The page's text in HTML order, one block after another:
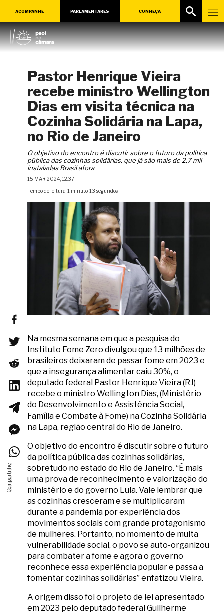
ACOMPANHE PARLAMENTARES CONHEÇA
Pastor Henrique Vieira
recebe ministro Wellington
Dias em visita técnica na
Cozinha Solidária na Lapa,
no Rio de Janeiro
O objetivo do encontro é discutir sobre o futuro da política
pública das cozinhas solidárias, que já são mais de 2,7 mil
instaladas Brasil afora
15 MAR 2024, 12:37
Tempo de leitura: 1 minuto, 13 segundos
Na mesma semana em que a pesquisa do
Instituto Fome Zero divulgou que 13 milhões de
brasileiros deixaram de passar fome em 2023 e
que a insegurança alimentar caiu 30%, o
deputado federal Pastor Henrique Vieira (RJ)
recebe o ministro Wellington Dias, (Ministério
do Desenvolvimento e Assistência Social,
Família e Combate à Fome) na Cozinha Solidária
na Lapa, região central do Rio de Janeiro.
O objetivo do encontro é discutir sobre o futuro
da política pública das cozinhas solidárias,
sobretudo no estado do Rio de Janeiro. “É mais
uma prova de reconhecimento e valorização do
ministério e do governo Lula. Vale lembrar que
as cozinhas cresceram e se multiplicaram
durante a pandemia por experiência dos
movimentos sociais com grande protagonismo
de mulheres. Portanto, no momento de muita
vulnerabilidade social, o povo se auto-organizou
para combater a fome e agora o governo
reconhece essa experiência popular e passa a
fomentar cozinhas solidárias” enfatizou Vieira.
A origem disso foi o projeto de lei apresentado
em 2023 pelo deputado federal Guilherme